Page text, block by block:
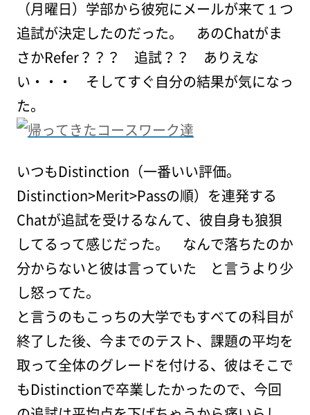
（月曜日）学部から彼宛にメールが来て１つ
追試が決定したのだった。 あのChatがま
さかRefer？？？ 追試？？ ありえな
い・・・ そしてすぐ自分の結果が気になっ
た。
いつもDistinction（一番いい評価。
Distinction>Merit>Passの順）を連発する
Chatが追試を受けるなんて、彼自身も狼狽
してるって感じだった。 なんで落ちたのか
分からないと彼は言っていた と言うより少
し怒ってた。
と言うのもこっちの大学でもすべての科目が
終了した後、今までのテスト、課題の平均を
取って全体のグレードを付ける、彼はそこで
もDistinctionで卒業したかったので、今回